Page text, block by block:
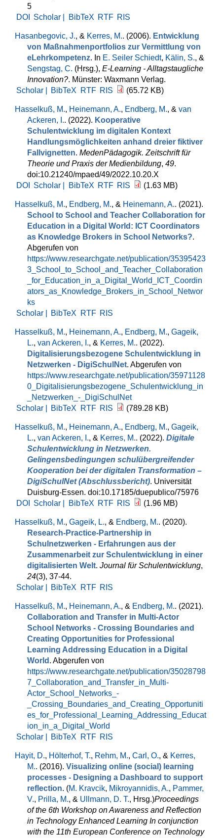
5
DOI
Scholar | BibTeX RTF RIS
Hasanbegovic, J., & Kerres, M.. (2006). Entwicklung
von Maßnahmenportfolios zur Vermittlung von
eLehrkompetenz. In E. Seiler Schiedt, Kälin, S., &
Sengstag, C. (Hrsg.), E-Learning - Alltagstaugliche
Innovation?. Münster: Waxmann Verlag.
Scholar |
BibTeX RTF RIS (65.72 KB)
Hasselkuß, M., Heinemann, A., Endberg, M., & van
Ackeren, I.. (2022). Kooperative
Schulentwicklung im digitalen Kontext
Handlungsmöglichkeiten anhand dreier fiktiver
Fallvignetten. MedenPädagogik. Zeitschrift für
Theorie und Praxis der Medienbildung, 49.
doi:10.21240/mpaed/49/2022.10.20.X
DOI
Scholar | BibTeX RTF RIS (1.63 MB)
Hasselkuß, M., Endberg, M., & Heinemann, A.. (2021).
School to School and Teacher Collaboration for
Education in a Digital World: ICT Coordinators
as Knowledge Brokers in School Networks?.
Abgerufen von
https://www.researchgate.net/publication/35395423
3_School_to_School_and_Teacher_Collaboration
_for_Education_in_a_Digital_World_ICT_Coordin
ators_as_Knowledge_Brokers_in_School_Networ
ks
Scholar |
BibTeX RTF RIS
Hasselkuß, M., Heinemann, A., Endberg, M., Gageik,
L., van Ackeren, I., & Kerres, M.. (2022).
Digitalisierungsbezogene Schulentwicklung in
Netzwerken - DigiSchulNet. Abgerufen von
https://www.researchgate.net/publication/35971128
0_Digitalisierungsbezogene_Schulentwicklung_in
_Netzwerken_-_DigiSchulNet
Scholar |
BibTeX RTF RIS (789.28 KB)
Hasselkuß, M., Heinemann, A., Endberg, M., Gageik,
L., van Ackeren, I., & Kerres, M.. (2022). Digitale
Schulentwicklung in Netzwerken.
Gelingensbedingungen schulübergreifender
Kooperation bei der digitalen Transformation –
DigiSchulNet (Abschlussbericht). Universität
Duisburg-Essen. doi:10.17185/duepublico/75976
DOI
Scholar | BibTeX RTF RIS (1.96 MB)
Hasselkuß, M., Gageik, L., & Endberg, M.. (2020).
Research-Practice-Partnership in
Schulnetzwerken - Erfahrungen aus der
Zusammenarbeit zur Schulentwicklung in einer
digitalisierten Welt. Journal für Schulentwicklung,
24(3), 37-44.
Scholar |
BibTeX RTF RIS
Hasselkuß, M., Heinemann, A., & Endberg, M.. (2021).
Collaboration and Transfer in Multi-Actor
School Networks - Crossing Boundaries and
Creating Opportunities for Professional
Learning Addressing Education in a Digital
World . Abgerufen von
https://www.researchgate.net/publication/35028798
7_Collaboration_and_Transfer_in_Multi-
Actor_School_Networks_-
_Crossing_Boundaries_and_Creating_Opportuniti
es_for_Professional_Learning_Addressing_Educat
ion_in_a_Digital_World
Scholar |
BibTeX RTF RIS
Hayit, D., Hölterhof, T., Rehm, M., Carl, O., & Kerres,
M.. (2016). Visualizing online (social) learning
processes - Designing a Dashboard to support
reflection. (M. Kravcik, Mikroyannidis, A., Pammer,
V., Prilla, M., & Ullmann, D. T., Hrsg.)Proceedings
of the 6th Workshop on Awareness and Reflection
in Technology Enhanced Learning In conjunction
with the 11th European Conference on Technology